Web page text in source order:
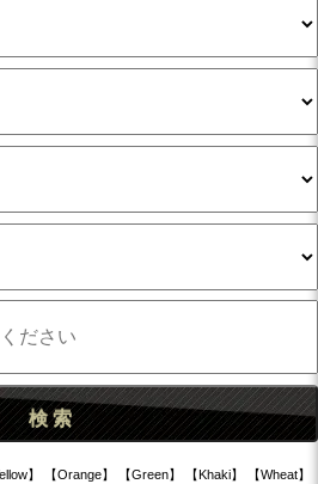
】 【Orange】 【Green】 【Khaki】 【Wheat】